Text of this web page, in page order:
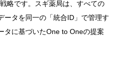
略です。スギ薬局は、すべての
ータを同一の「統合ID」で管理す
タに基づいたOne to Oneの提案